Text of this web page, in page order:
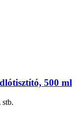
500 ml
stb.